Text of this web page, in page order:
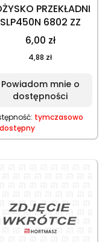
PRZEKŁADNI
SLP450N 6802 ZZ
6,00 zł
4,88 zł
Powiadom mnie o
dostępności
tymczasowo